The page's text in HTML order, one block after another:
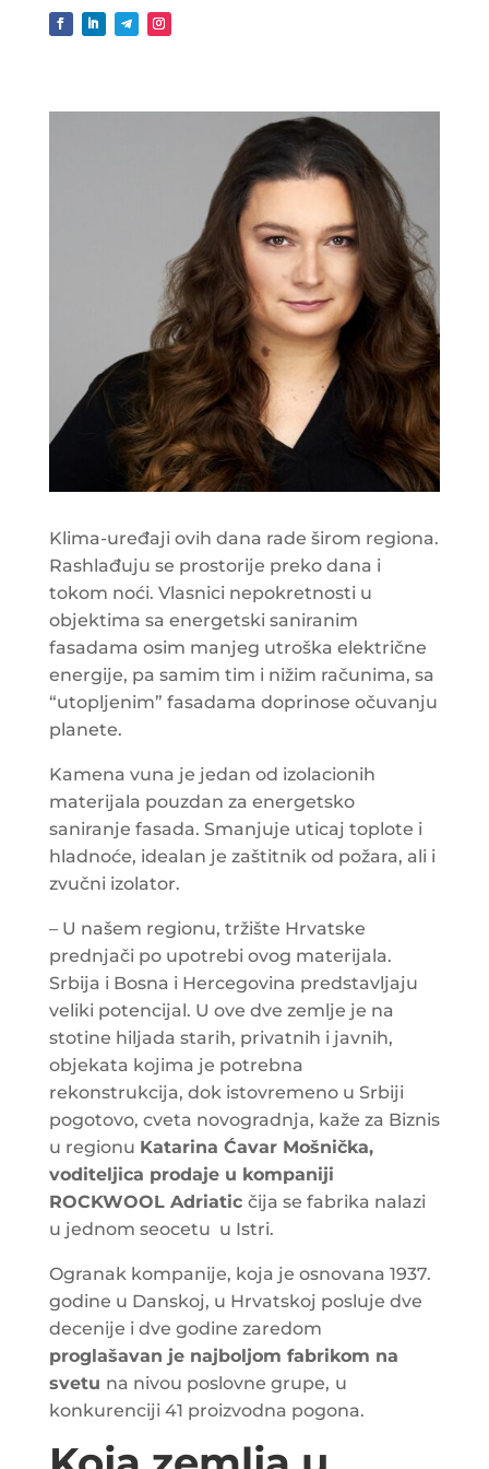
Klima-uređaji ovih dana rade širom regiona.
Rashlađuju se prostorije preko dana i
tokom noći. Vlasnici nepokretnosti u
objektima sa energetski saniranim
fasadama osim manjeg utroška električne
energije, pa samim tim i nižim računima, sa
“utopljenim” fasadama doprinose očuvanju
planete.
Kamena vuna je jedan od izolacionih
materijala pouzdan za energetsko
saniranje fasada. Smanjuje uticaj toplote i
hladnoće, idealan je zaštitnik od požara, ali i
zvučni izolator.
– U našem regionu, tržište Hrvatske
prednjači po upotrebi ovog materijala.
Srbija i Bosna i Hercegovina predstavljaju
veliki potencijal. U ove dve zemlje je na
stotine hiljada starih, privatnih i javnih,
objekata kojima je potrebna
rekonstrukcija, dok istovremeno u Srbiji
pogotovo, cveta novogradnja, kaže za Biznis
u regionu Katarina Ćavar Mošnička,
voditeljica prodaje u kompaniji
ROCKWOOL Adriatic čija se fabrika nalazi
u jednom seocetu u Istri.
Ogranak kompanije, koja je osnovana 1937.
godine u Danskoj, u Hrvatskoj posluje dve
decenije i dve godine zaredom
proglašavan je najboljom fabrikom na
svetu na nivou poslovne grupe, u
konkurenciji 41 proizvodna pogona.